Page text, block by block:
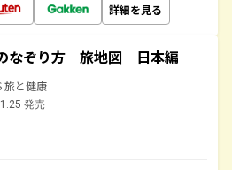
詳細を見る
なぞり方 旅地図 日本編
旅と健康
発売